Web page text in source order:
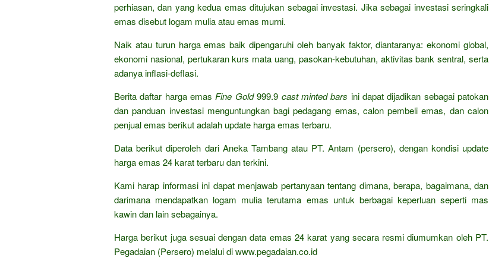
perhiasan, dan yang kedua emas ditujukan sebagai investasi. Jika sebagai investasi seringkali
emas disebut logam mulia atau emas murni.
Naik atau turun harga emas baik dipengaruhi oleh banyak faktor, diantaranya: ekonomi global,
ekonomi nasional, pertukaran kurs mata uang, pasokan-kebutuhan, aktivitas bank sentral, serta
adanya inflasi-deflasi.
Berita daftar harga emas Fine Gold999.9 cast minted bars ini dapat dijadikan sebagai patokan
dan panduan investasi menguntungkan bagi pedagang emas, calon pembeli emas, dan calon
penjual emas berikut adalah update harga emas terbaru.
Data berikut diperoleh dari Aneka Tambang atau PT. Antam (persero), dengan kondisi update
harga emas 24 karat terbaru dan terkini.
Kami harap informasi ini dapat menjawab pertanyaan tentang dimana, berapa, bagaimana, dan
darimana mendapatkan logam mulia terutama emas untuk berbagai keperluan seperti mas
kawin dan lain sebagainya.
Harga berikut juga sesuai dengan data emas 24 karat yang secara resmi diumumkan oleh PT.
Pegadaian (Persero) melalui di www.pegadaian.co.id